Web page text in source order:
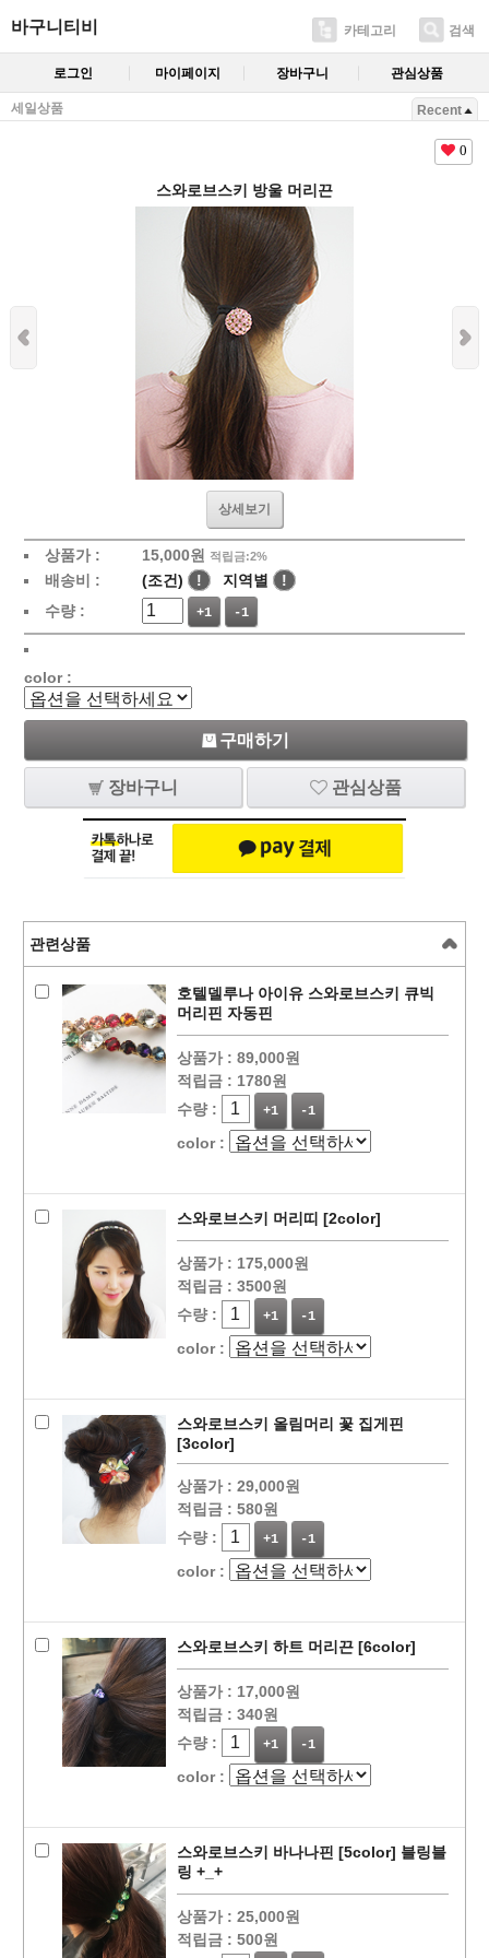
바구니티비 카테고리 검색
로그인 마이페이지 장바구니 관심상품
세일상품 Recent
0
스와로브스키 방울 머리끈
상세보기
상품가 : 15,000원 적립금:2%
배송비 : (조건) ! 지역별
!
수량 :
+1 -1
color :
구매하기
장바구니 관심상품
관련상품
호텔델루나 아이유 스와로브스키 큐빅
머리핀 자동핀
상품가 : 89,000원
적립금 : 1780원
수량 :
+1 -1
color :
스와로브스키 머리띠 [2color]
상품가 : 175,000원
적립금 : 3500원
수량 :
+1 -1
color :
스와로브스키 올림머리 꽃 집게핀
[3color]
상품가 : 29,000원
적립금 : 580원
수량 :
+1 -1
color :
스와로브스키 하트 머리끈 [6color]
상품가 : 17,000원
적립금 : 340원
수량 :
+1 -1
color :
스와로브스키 바나나핀 [5color] 블링블
링 +_+
상품가 : 25,000원
적립금 : 500원